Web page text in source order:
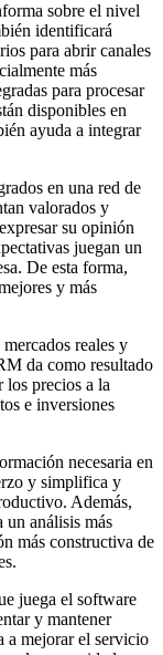
sobre el nivel
identificará
para abrir canales
más
para procesar
disponibles en
ayuda a integrar
en una red de
valorados y
su opinión
juegan un
De esta forma,
y más
reales y
da como resultado
los precios a la
e inversiones
necesaria en
y simplifica y
Además,
un análisis más
más constructiva de
juega el software
y mantener
a mejorar el servicio